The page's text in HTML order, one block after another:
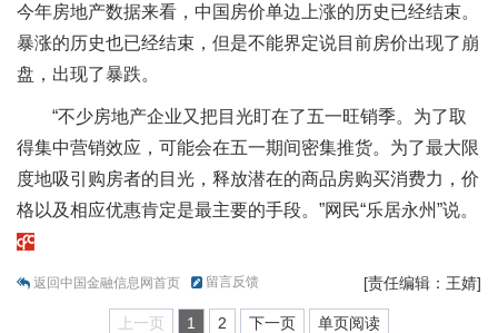
今年房地产数据来看，中国房价单边上涨的历史已经结束。
暴涨的历史也已经结束，但是不能界定说目前房价出现了崩
盘，出现了暴跌。
“不少房地产企业又把目光盯在了五一旺销季。为了取
得集中营销效应，可能会在五一期间密集推货。为了最大限
度地吸引购房者的目光，释放潜在的商品房购买消费力，价
格以及相应优惠肯定是最主要的手段。”网民“乐居永州”说。
返回中国金融信息网首页 留言反馈 [责任编辑：王婧]
上一页 1 2 下一页 单页阅读